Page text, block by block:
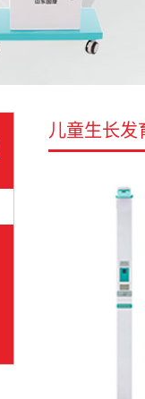
儿童生长发